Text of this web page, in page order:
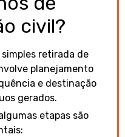
civil?
simples retirada de
planejamento
e destinação
gerados.
etapas são